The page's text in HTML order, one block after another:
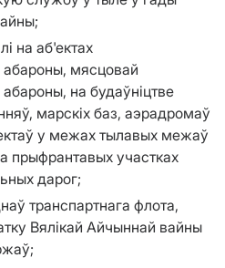
на аб'ектах
абароны, мясцовай
на будаўніцтве
марскіх баз, аэрадромаў
у межах тылавых межаў
прыфрантавых участках
дарог;
транспартнага флота,
Вялікай Айчыннай вайны